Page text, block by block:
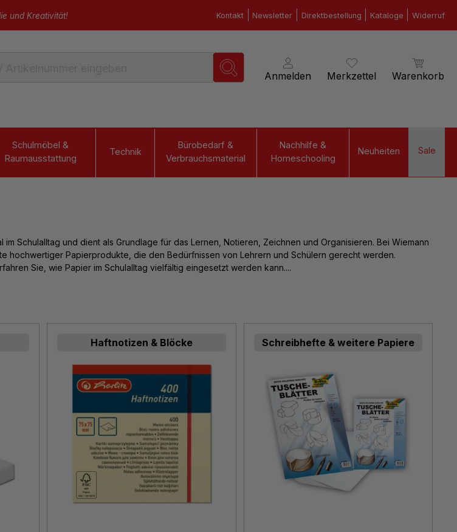
und Kreativität! Kontakt Newsletter Direktbestellung Kataloge Widerruf
Anmelden Merkzettel Warenkorb
Schulmöbel &
Raumausstattung
Technik
Bürobedarf &
Verbrauchsmaterial
Nachhilfe &
Homeschooling
Neuheiten Sale
Schulalltag und dient als Grundlage für das Lernen, Notieren, Zeichnen und Organisieren. Bei Wiemann
hochwertiger Papierprodukte, die den Bedürfnissen von Lehrern und Schülern gerecht werden.
Sie, wie Papier im Schulalltag vielfältig eingesetzt werden kann....
Haftnotizen & Blöcke Schreibhefte & weitere Papiere